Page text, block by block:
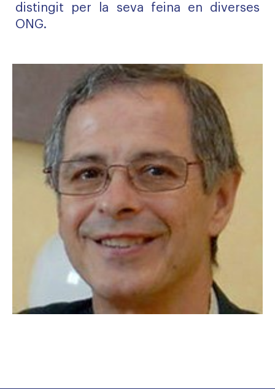
distingit per la seva feina en diverses
ONG.